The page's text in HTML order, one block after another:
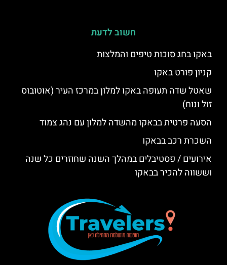
חשוב לדעת
באקו בחג סוכות טיפים והמלצות
קניון פורט באקו
שאטל שדה תעופה באקו למלון במרכז העיר (אוטובוס
זול ונוח)
הסעה פרטית בבאקו מהשדה למלון עם נהג צמוד
השכרת רכב בבאקו
אירועים / פסטיבלים במהלך השנה שחוזרים כל שנה
וששווה להכיר בבאקו